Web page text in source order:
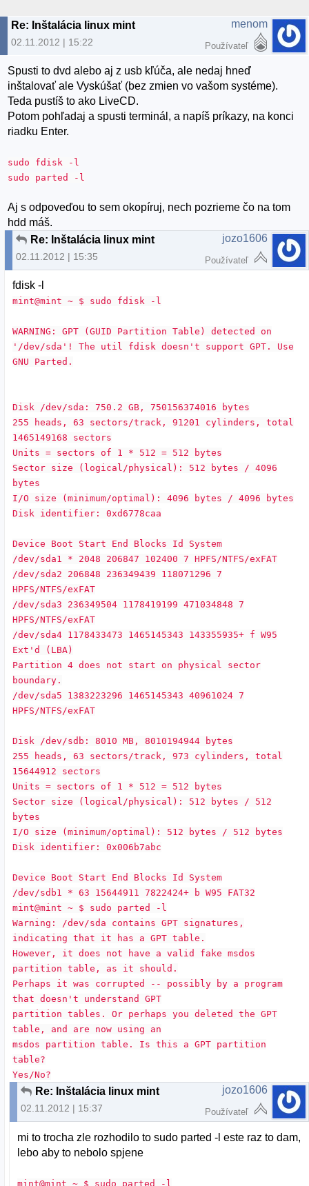
Re: Inštalácia linux mint
02.11.2012 | 15:22
menom
Používateľ
Spusti to dvd alebo aj z usb kľúča, ale nedaj hneď
inštalovať ale Vyskúšať (bez zmien vo vašom systéme).
Teda pustíš to ako LiveCD.
Potom pohľadaj a spusti terminál, a napíš príkazy, na konci
riadku Enter.
sudo fdisk -l
sudo parted -l
Aj s odpoveďou to sem okopíruj, nech pozrieme čo na tom
hdd máš.
Re: Inštalácia linux mint
02.11.2012 | 15:35
jozo1606
Používateľ
fdisk -l
mint@mint ~ $ sudo fdisk -l
WARNING: GPT (GUID Partition Table) detected on
'/dev/sda'! The util fdisk doesn't support GPT. Use
GNU Parted.
Disk /dev/sda: 750.2 GB, 750156374016 bytes
255 heads, 63 sectors/track, 91201 cylinders, total
1465149168 sectors
Units = sectors of 1 * 512 = 512 bytes
Sector size (logical/physical): 512 bytes / 4096
bytes
I/O size (minimum/optimal): 4096 bytes / 4096 bytes
Disk identifier: 0xd6778caa
Device Boot Start End Blocks Id System
/dev/sda1 * 2048 206847 102400 7 HPFS/NTFS/exFAT
/dev/sda2 206848 236349439 118071296 7
HPFS/NTFS/exFAT
/dev/sda3 236349504 1178419199 471034848 7
HPFS/NTFS/exFAT
/dev/sda4 1178433473 1465145343 143355935+ f W95
Ext'd (LBA)
Partition 4 does not start on physical sector
boundary.
/dev/sda5 1383223296 1465145343 40961024 7
HPFS/NTFS/exFAT
Disk /dev/sdb: 8010 MB, 8010194944 bytes
255 heads, 63 sectors/track, 973 cylinders, total
15644912 sectors
Units = sectors of 1 * 512 = 512 bytes
Sector size (logical/physical): 512 bytes / 512
bytes
I/O size (minimum/optimal): 512 bytes / 512 bytes
Disk identifier: 0x006b7abc
Device Boot Start End Blocks Id System
/dev/sdb1 * 63 15644911 7822424+ b W95 FAT32
mint@mint ~ $ sudo parted -l
Warning: /dev/sda contains GPT signatures,
indicating that it has a GPT table.
However, it does not have a valid fake msdos
partition table, as it should.
Perhaps it was corrupted -- possibly by a program
that doesn't understand GPT
partition tables. Or perhaps you deleted the GPT
table, and are now using an
msdos partition table. Is this a GPT partition
table?
Yes/No?
Re: Inštalácia linux mint
02.11.2012 | 15:37
jozo1606
Používateľ
mi to trocha zle rozhodilo to sudo parted -l este raz to dam,
lebo aby to nebolo spjene
mint@mint ~ $ sudo parted -l